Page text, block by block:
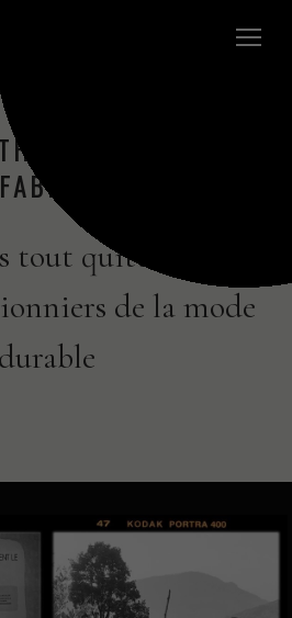
PAR GOOD
FABRIC
tout quitté pour
de la mode
durable